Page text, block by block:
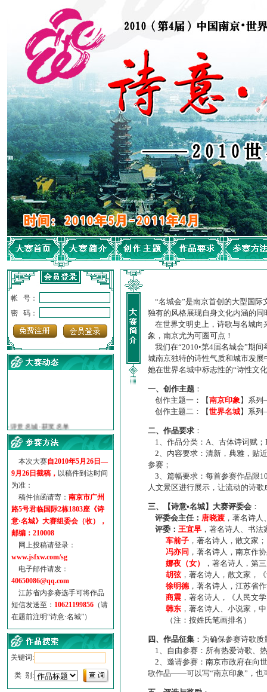
帐 号：
密 码：
·【诗意·名城】地铁展示作...
·诗意名城·地铁时间
·地铁完美呈现【诗意·名城...
参赛作品多达5000多首
“诗意·名城”晒诗会
特别通知--致广大诗词爱好...
本次大赛自2010年5月26日—
9月26日截稿， 以稿件到达时间
为准：
稿件信函请寄： 南京市广州
路5号君临国际2栋1803座《诗
意·名城》大赛组委会（收），
邮编：210008
网上投稿请登录：
www.jsfxw.com/sg
电子邮件请发：
40650086@qq.com
江苏省内参赛选手可将作品
短信发送至： 10621199856 （请
在题前注明“诗意·名城”）
关键词:
类 别:
“名城会”是南京首创的大型国际
独有的风格展现自身文化内涵的
在世界文明史上，诗歌与名城向
象，南京尤为可圈可点！
我们在“2010•第4届名城会”期
城南京独特的诗性气质和城市发
她在世界名城中标志性的“诗性文
一、创作主题 ：
创作主题一：【南京印象】系
创作主题二：【世界名城】系
二、作品要求 ：
1、作品分类：A、古体诗词赋；
2、内容要求：清新，典雅，贴
参赛；
3、篇幅要求：每首参赛作品限
人文景区进行展示，让流动的诗
三、【诗意•名城】大赛评委会 ：
评委会主任： 唐晓渡 ，著名诗
评委： 王宜早 ，著名诗人、书
车前子 ，著名诗人，散文家；
冯亦同 ，著名诗人，南京作
娜夜（女）
，著名诗人，第
胡弦，著名诗人，散文家，
徐明德，著名诗人，江苏省
商震 ，著名诗人，《人民文
韩东 ，著名诗人、小说家，
（注：按姓氏笔画排名）
四、作品征集 ：为确保参赛诗歌
1、自由参赛：所有热爱诗歌、
2、邀请参赛：南京市政府在向
歌作品——可以写“南京印象”，也